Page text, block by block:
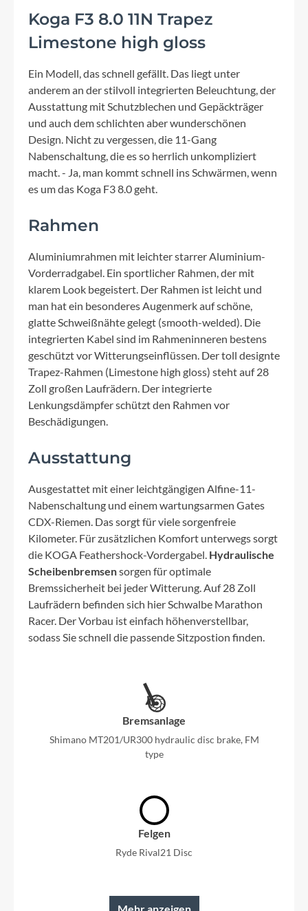
Koga F3 8.0 11N Trapez
Limestone high gloss
Ein Modell, das schnell gefällt. Das liegt unter
anderem an der stilvoll integrierten Beleuchtung, der
Ausstattung mit Schutzblechen und Gepäckträger
und auch dem schlichten aber wunderschönen
Design. Nicht zu vergessen, die 11-Gang
Nabenschaltung, die es so herrlich unkompliziert
macht. - Ja, man kommt schnell ins Schwärmen, wenn
es um das Koga F3 8.0 geht.
Rahmen
Aluminiumrahmen mit leichter starrer Aluminium-
Vorderradgabel. Ein sportlicher Rahmen, der mit
klarem Look begeistert. Der Rahmen ist leicht und
man hat ein besonderes Augenmerk auf schöne,
glatte Schweißnähte gelegt (smooth-welded). Die
integrierten Kabel sind im Rahmeninneren bestens
geschützt vor Witterungseinflüssen. Der toll designte
Trapez-Rahmen (Limestone high gloss) steht auf 28
Zoll großen Laufrädern. Der integrierte
Lenkungsdämpfer schützt den Rahmen vor
Beschädigungen.
Ausstattung
Ausgestattet mit einer leichtgängigen Alfine-11-
Nabenschaltung und einem wartungsarmen Gates
CDX-Riemen. Das sorgt für viele sorgenfreie
Kilometer. Für zusätzlichen Komfort unterwegs sorgt
die KOGA Feathershock-Vordergabel. Hydraulische
Scheibenbremsensorgen für optimale
Bremssicherheit bei jeder Witterung. Auf 28 Zoll
Laufrädern befinden sich hier Schwalbe Marathon
Racer. Der Vorbau ist einfach höhenverstellbar,
sodass Sie schnell die passende Sitzpostion finden.
Bremsanlage
Shimano MT201/UR300 hydraulic disc brake, FM
type
Felgen
Ryde Rival21 Disc